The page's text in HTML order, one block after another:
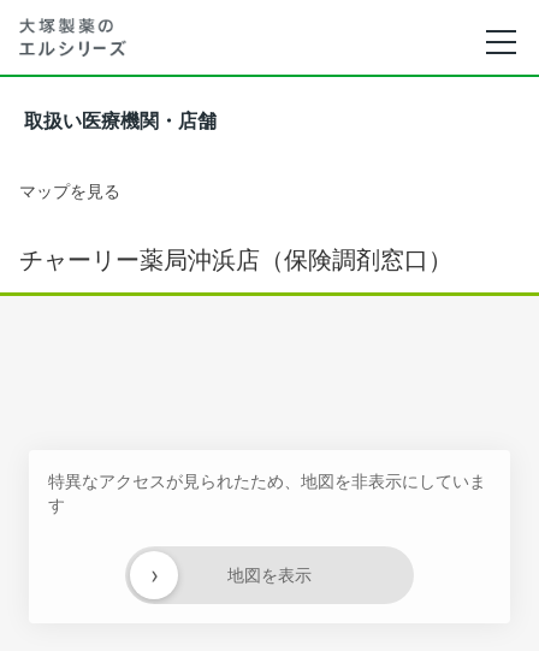
取扱い医療機関・店舗
マップを見る
チャーリー薬局沖浜店（保険調剤窓口）
特異なアクセスが見られたため、地図を非表示にしていま
す
地図を表示
›